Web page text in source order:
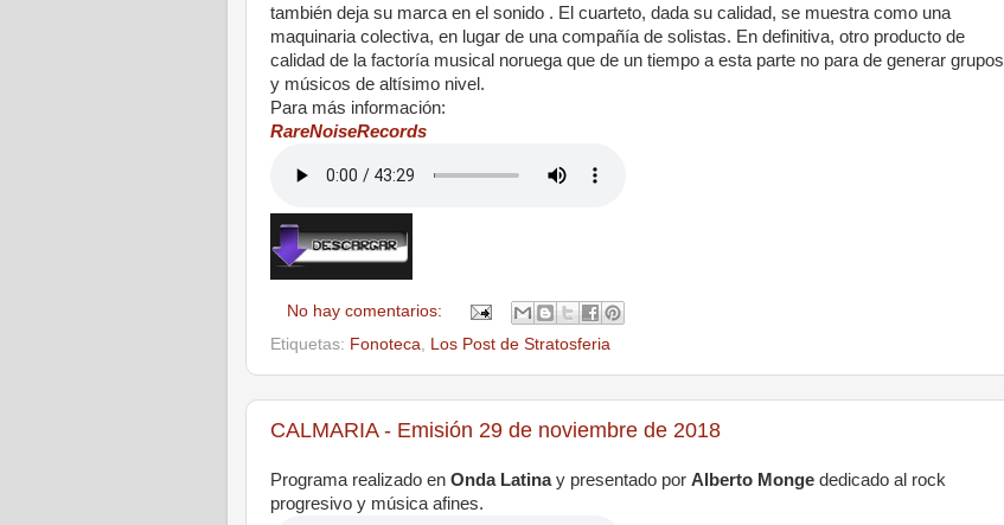
también deja su marca en el sonido . El cuarteto, dada su calidad, se muestra como una
maquinaria colectiva, en lugar de una compañía de solistas. En definitiva, otro producto de
calidad de la factoría musical noruega que de un tiempo a esta parte no para de generar grupos
y músicos de altísimo nivel.
Para más información:
RareNoiseRecords
No hay comentarios:
Etiquetas: Fonoteca, Los Post de Stratosferia
CALMARIA - Emisión 29 de noviembre de 2018
Programa realizado en Onda Latinay presentado por Alberto Monge dedicado al rock
progresivo y música afines.